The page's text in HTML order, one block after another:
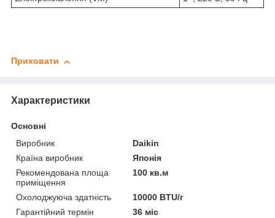
Приховати
Характеристики
Основні
Виробник
Daikin
Країна виробник
Японія
Рекомендована площа
приміщення
100 кв.м
Охолоджуюча здатність
10000 BTU/г
Гарантійний термін
36 міс